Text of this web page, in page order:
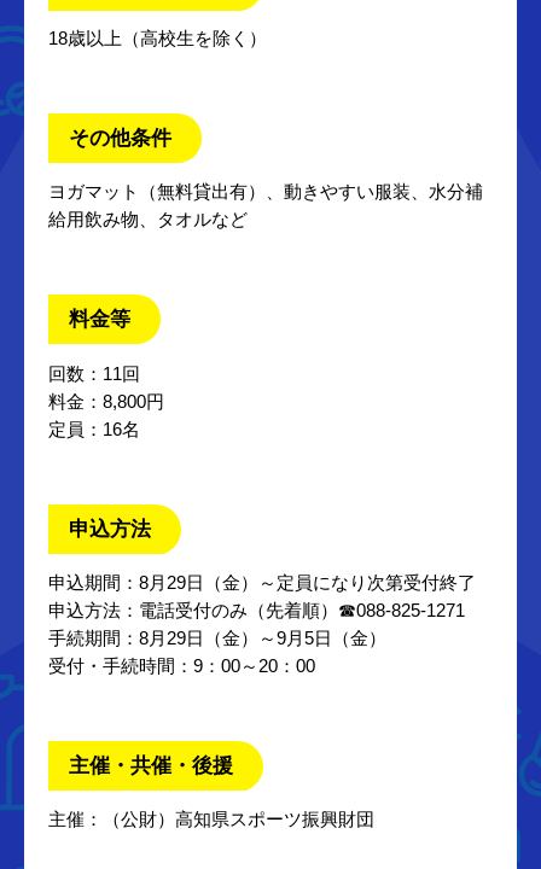
18歳以上（高校生を除く）
その他条件
ヨガマット（無料貸出有）、動きやすい服装、水分補
給用飲み物、タオルなど
料金等
回数：11回
料金：8,800円
定員：16名
申込方法
申込期間：8月29日（金）～定員になり次第受付終了
申込方法：電話受付のみ（先着順）☎088-825-1271
手続期間：8月29日（金）～9月5日（金）
受付・手続時間：9：00～20：00
主催・共催・後援
主催：（公財）高知県スポーツ振興財団